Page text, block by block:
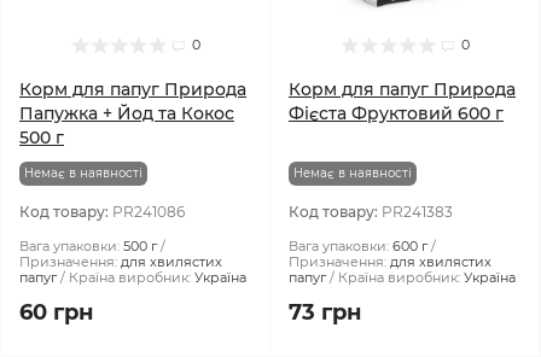
0
Корм для папуг Природа
Папужка + Йод та Кокос
500 г
Немає в наявності
Код товару: PR241086
Вага упаковки: 500 г
Призначення: для хвилястих
папуг
Країна виробник: Україна
60 грн
0
Корм для папуг Природа
Фієста Фруктовий 600 г
Немає в наявності
Код товару: PR241383
Вага упаковки: 600 г
Призначення: для хвилястих
папуг
Країна виробник: Україна
73 грн